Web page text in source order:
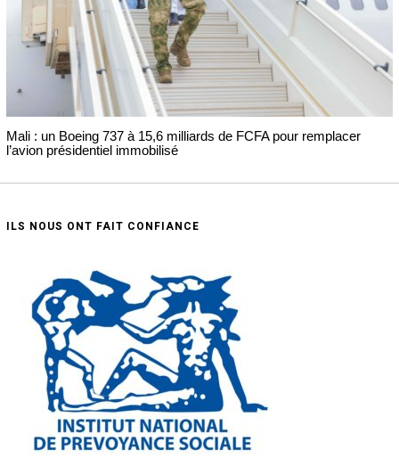
Mali : un Boeing 737 à 15,6 milliards de FCFA pour remplacer
l’avion présidentiel immobilisé
ILS NOUS ONT FAIT CONFIANCE